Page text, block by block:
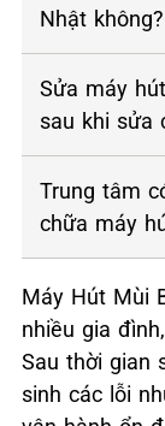
Nhật không?
Sửa máy
sau khi sửa
Trung tâm
chữa máy
Máy Hút Mùi
nhiều gia
Sau thời gian
sinh các lỗi